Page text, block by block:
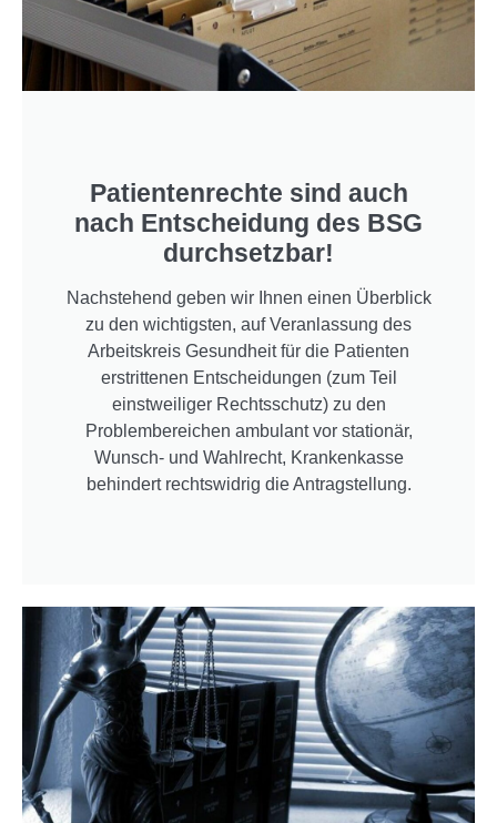
Patientenrechte sind auch
nach Entscheidung des BSG
durchsetzbar!
Nachstehend geben wir Ihnen einen Überblick
zu den wichtigsten, auf Veranlassung des
Arbeitskreis Gesundheit für die Patienten
erstrittenen Entscheidungen (zum Teil
einstweiliger Rechtsschutz) zu den
Problembereichen ambulant vor stationär,
Wunsch- und Wahlrecht, Krankenkasse
behindert rechtswidrig die Antragstellung.